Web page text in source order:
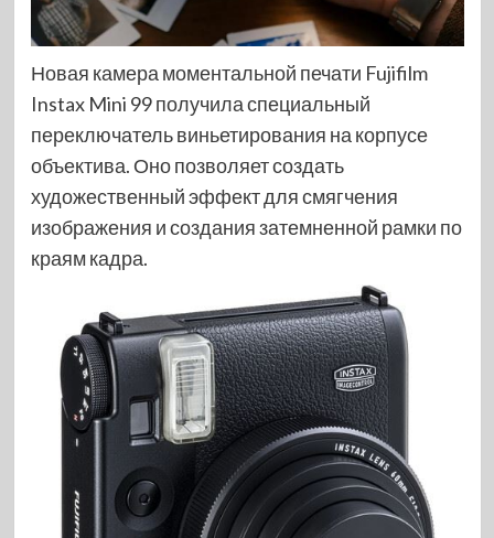
Новая камера моментальной печати Fujifilm
Instax Mini 99 получила специальный
переключатель виньетирования на корпусе
объектива. Оно позволяет создать
художественный эффект для смягчения
изображения и создания затемненной рамки по
краям кадра.